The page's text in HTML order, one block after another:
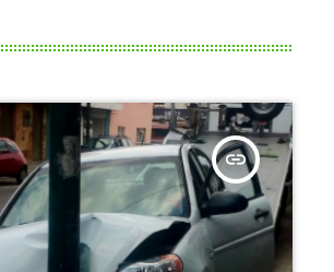
insert_link